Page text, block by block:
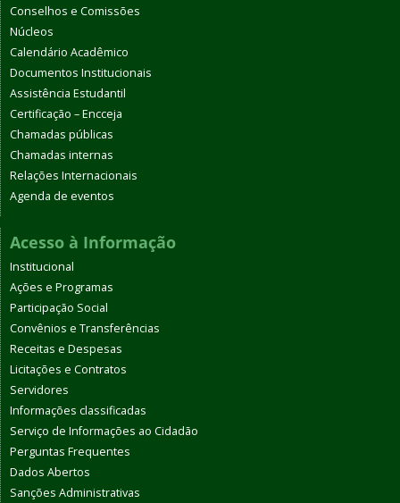
Conselhos e Comissões
Núcleos
Calendário Acadêmico
Documentos Institucionais
Assistência Estudantil
Certificação – Encceja
Chamadas públicas
Chamadas internas
Relações Internacionais
Agenda de eventos
Acesso à Informação
Institucional
Ações e Programas
Participação Social
Convênios e Transferências
Receitas e Despesas
Licitações e Contratos
Servidores
Informações classificadas
Serviço de Informações ao Cidadão
Perguntas Frequentes
Dados Abertos
Sanções Administrativas